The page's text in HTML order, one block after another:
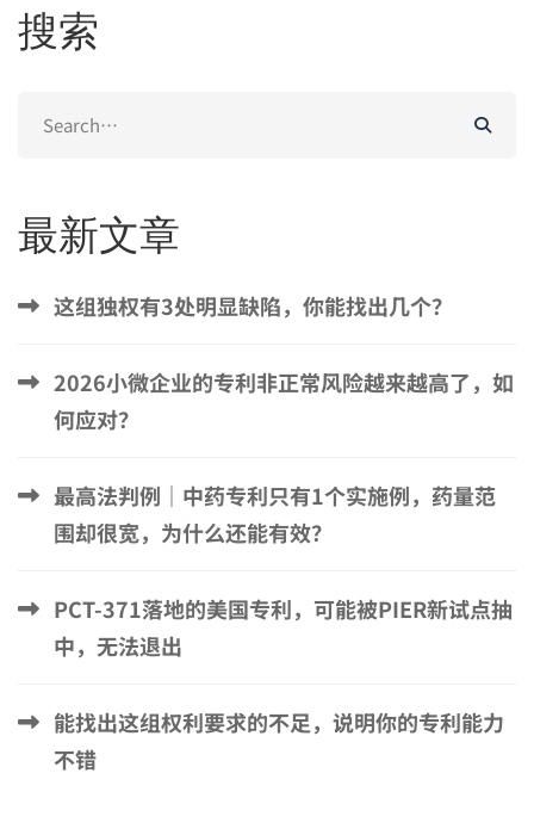
搜索
for:
最新文章
这组独权有3处明显缺陷，你能找出几个？
2026小微企业的专利非正常风险越来越高了，如
何应对？
最高法判例｜中药专利只有1个实施例，药量范
围却很宽，为什么还能有效？
PCT-371落地的美国专利，可能被PIER新试点抽
中，无法退出
能找出这组权利要求的不足，说明你的专利能力
不错